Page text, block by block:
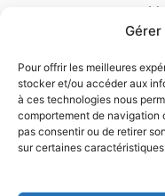
Pour offrir les meilleures
stocker et/ou accéder aux
à ces technologies nous
comportement de navigation
pas consentir ou de retirer
sur certaines
Mes